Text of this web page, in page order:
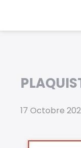
17 Octobre